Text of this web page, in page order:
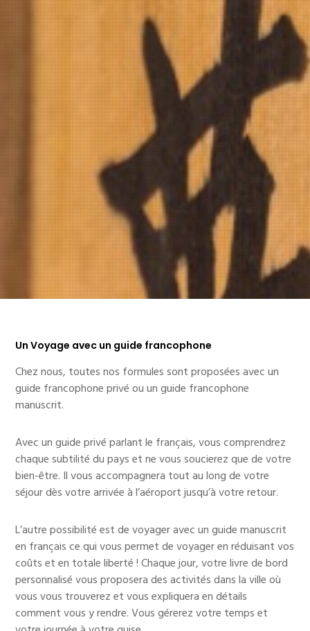
Un Voyage avec un guide francophone
Chez nous, toutes nos formules sont proposées avec un
guide francophone privé ou un guide francophone
manuscrit.
Avec un guide privé parlant le français, vous comprendrez
chaque subtilité du pays et ne vous soucierez que de votre
bien-être. Il vous accompagnera tout au long de votre
séjour dès votre arrivée à l’aéroport jusqu’à votre retour.
L’autre possibilité est de voyager avec un guide manuscrit
en français ce qui vous permet de voyager en réduisant vos
coûts et en totale liberté ! Chaque jour, votre livre de bord
personnalisé vous proposera des activités dans la ville où
vous vous trouverez et vous expliquera en détails
comment vous y rendre. Vous gérerez votre temps et